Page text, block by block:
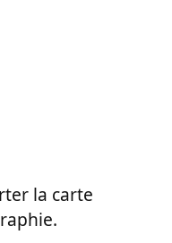
la carte